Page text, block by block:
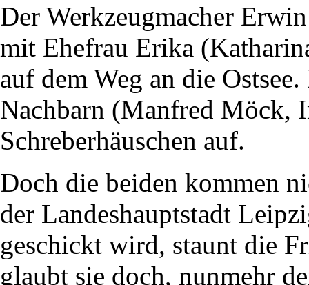
Der Werkzeugmacher
mit Ehefrau Erika
auf dem Weg an die
Nachbarn (Manfred Möck,
Schreberhäuschen auf.
Doch die beiden kommen
der Landeshauptstadt
geschickt wird, staunt die
glaubt sie doch, nunmehr